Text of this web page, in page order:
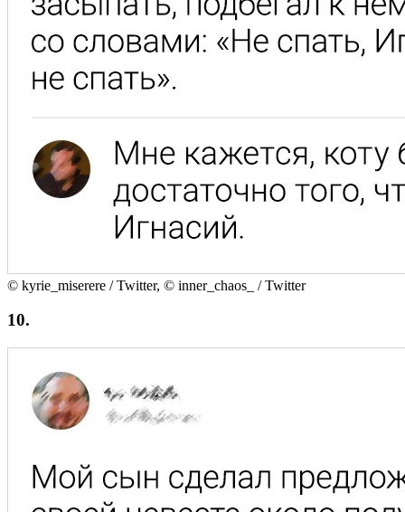
© kyrie_miserere / Twitter, © inner_chaos_ / Twitter
10.